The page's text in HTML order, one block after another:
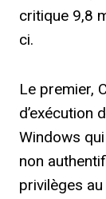
critique 9,8
ci.
Le premier,
d’exécution
Windows
non
privilèges